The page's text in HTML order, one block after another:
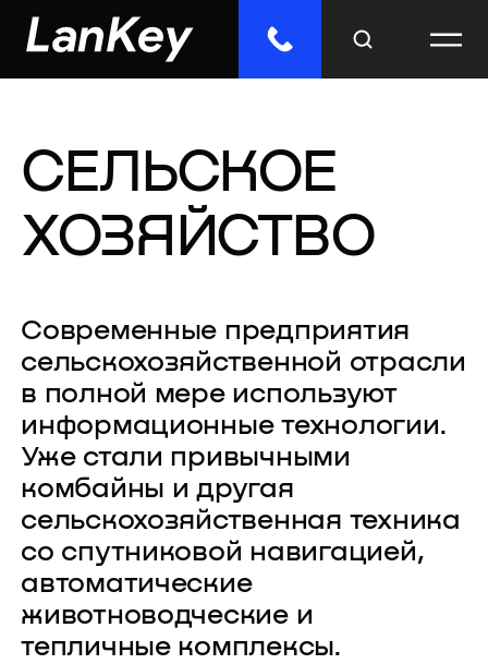
Меню
Главная
Облачные сервисы
Инженерные системы
Импорто­замещение
Отраслевые решения
О компании
Проекты Контакты
Новости
СЕЛЬСКОЕ
ХОЗЯЙСТВО
Современные предприятия
сельскохозяйственной отрасли
в полной мере используют
информационные технологии.
Уже стали привычными
комбайны и другая
сельскохозяйственная техника
со спутниковой навигацией,
автоматические
животноводческие и
тепличные комплексы.